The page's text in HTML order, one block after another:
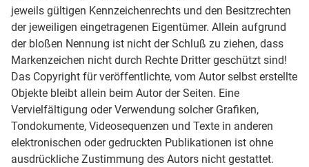
jeweils gültigen Kennzeichenrechts und den Besitzrechten
der jeweiligen eingetragenen Eigentümer. Allein aufgrund
der bloßen Nennung ist nicht der Schluß zu ziehen, dass
Markenzeichen nicht durch Rechte Dritter geschützt sind!
Das Copyright für veröffentlichte, vom Autor selbst erstellte
Objekte bleibt allein beim Autor der Seiten. Eine
Vervielfältigung oder Verwendung solcher Grafiken,
Tondokumente, Videosequenzen und Texte in anderen
elektronischen oder gedruckten Publikationen ist ohne
ausdrückliche Zustimmung des Autors nicht gestattet.